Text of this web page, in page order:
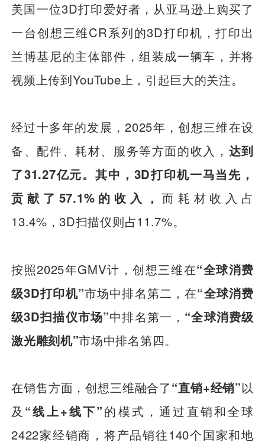
美国一位3D打印爱好者，从亚马逊上购买了
一台创想三维CR系列的3D打印机，打印出
兰博基尼的主体部件，组装成一辆车，并将
视频上传到YouTube上，引起巨大的关注。
经过十多年的发展，2025年，创想三维在设
备、配件、耗材、服务等方面的收入， 达到
了31.27亿元。其中，3D打印机一马当先，
贡献了57.1%的收入， 而耗材收入占
13.4%，3D扫描仪则占11.7%。
按照2025年GMV计，创想三维在“全球消费
级3D打印机”市场中排名第二，在“全球消费
级3D扫描仪市场”中排名第一， “全球消费级
激光雕刻机”市场中排名第四。
在销售方面，创想三维融合了“直销+经销”以
及 “线上+线下”的模式，通过直销和全球
2422家经销商，将产品销往140个国家和地